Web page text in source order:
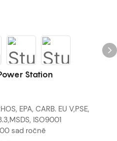
Station
EPA, CARB. EU V,PSE,
ISO9001
sad ročně